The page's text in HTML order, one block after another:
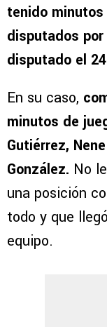
tenido
disputados por
disputado el
En su caso,
minutos de
Gutiérrez,
González. No
una posición
todo y que
equipo.